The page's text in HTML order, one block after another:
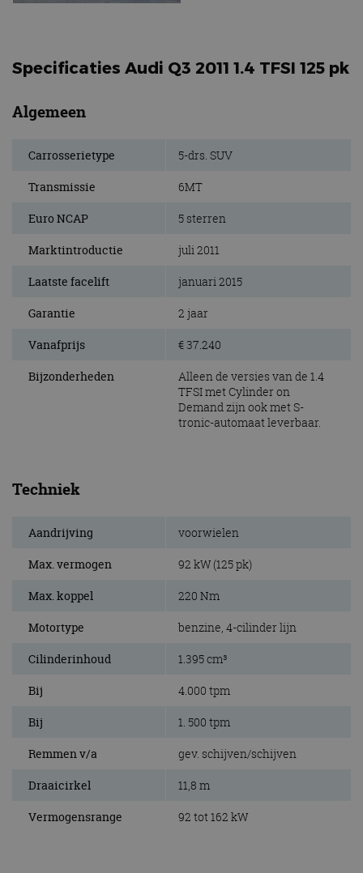
Specificaties Audi Q3 2011 1.4 TFSI 125 pk
Algemeen
Carrosserietype 5-drs. SUV
Transmissie 6MT
Euro NCAP 5 sterren
Marktintroductie juli 2011
Laatste facelift januari 2015
Garantie 2 jaar
Vanafprijs € 37.240
Bijzonderheden
Alleen de versies van de 1.4
TFSI met Cylinder on
Demand zijn ook met S-
tronic-automaat leverbaar.
Techniek
Aandrijving voorwielen
Max. vermogen 92 kW (125 pk)
Max. koppel 220 Nm
Motortype benzine, 4-cilinder lijn
Cilinderinhoud 1.395 cm³
Bij 4.000 tpm
Bij 1. 500 tpm
Remmen v/a gev. schijven/schijven
Draaicirkel 11,8 m
Vermogensrange 92 tot 162 kW